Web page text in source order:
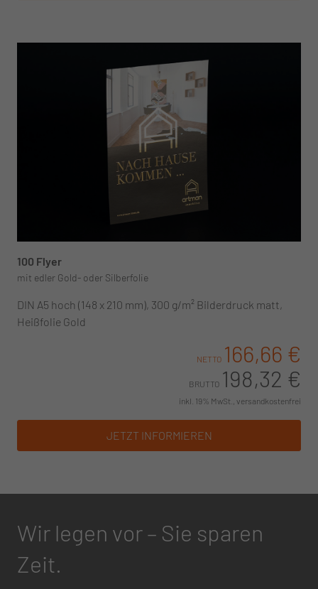
100 Flyer
mit edler Gold- oder Silberfolie
DIN A5 hoch (148 x 210 mm), 300 g/m² Bilderdruck matt,
Heißfolie Gold
NETTO 166,66 €
BRUTTO 198,32 €
inkl. 19% MwSt., versandkostenfrei
JETZT INFORMIEREN
Wir legen vor – Sie sparen
Zeit.